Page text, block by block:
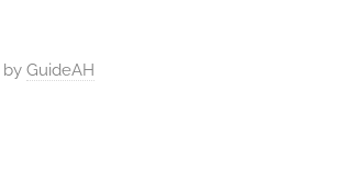
by GuideAH